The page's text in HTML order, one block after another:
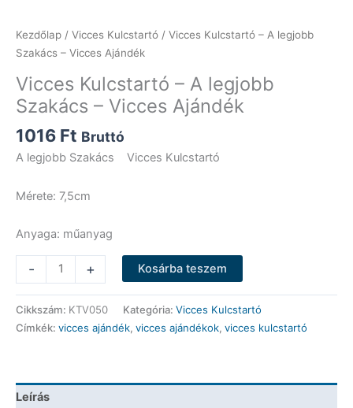
Kezdőlap / Vicces Kulcstartó / Vicces Kulcstartó – A legjobb
Szakács – Vicces Ajándék
Vicces Kulcstartó – A legjobb
Szakács – Vicces Ajándék
1016 Ft Bruttó
A legjobb Szakács Vicces Kulcstartó
Mérete: 7,5cm
Anyaga: műanyag
-
Kulcstartó
-
A
legjobb
Vicces
+ Kosárba teszem
Cikkszám: KTV050 Kategória: Vicces Kulcstartó
Címkék: vicces ajándék, vicces ajándékok, vicces kulcstartó
Leírás